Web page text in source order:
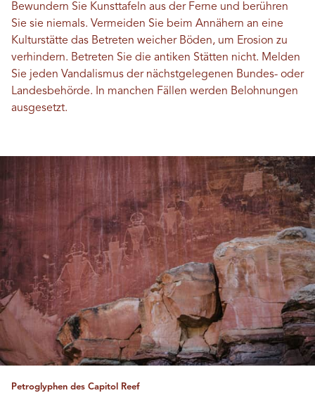
Bewundern Sie Kunsttafeln aus der Ferne und berühren
Sie sie niemals. Vermeiden Sie beim Annähern an eine
Kulturstätte das Betreten weicher Böden, um Erosion zu
verhindern. Betreten Sie die antiken Stätten nicht. Melden
Sie jeden Vandalismus der nächstgelegenen Bundes- oder
Landesbehörde. In manchen Fällen werden Belohnungen
ausgesetzt.
Petroglyphen des Capitol Reef